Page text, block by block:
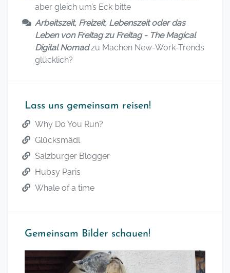
aber gleich um’s Eck bitte
Arbeitszeit, Freizeit, Lebenszeit oder das
Leben von Freitag zu Freitag - The Magical
Digital Nomadzu Machen New-Work-Trends
glücklich?
Lass uns gemeinsam reisen!
Why Do You Run?
Glücksmädl
Salzburger Blogger
Hubsy Paris
Whale of a time
Gemeinsam Bilder schauen!